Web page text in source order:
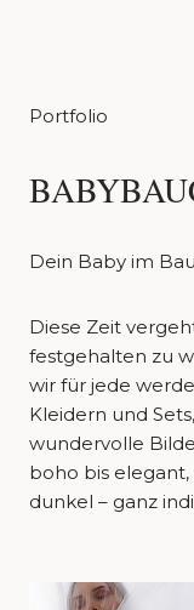
Portfolio
Dein Baby im
Diese Zeit
festgehalten zu
wir für jede
Kleidern und
wundervolle
boho bis elegant,
dunkel – ganz